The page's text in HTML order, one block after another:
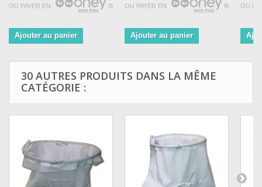
OU PAYER EN
Ajouter au panier
OU PAYER EN
Ajouter au panier
OU
30 AUTRES PRODUITS DANS LA MÊME
CATÉGORIE :